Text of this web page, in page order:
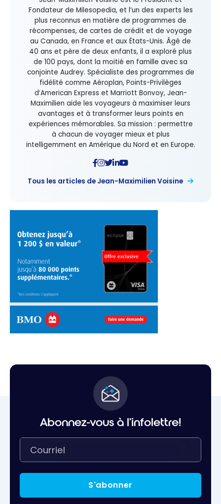
Fondateur de Milesopedia, et l’un des experts les
plus reconnus en matière de programmes de
récompenses, de cartes de crédit et de voyage
au Canada, en France et aux États-Unis. Âgé de
40 ans et père de deux enfants, il a exploré plus
de 100 pays, dont la moitié en famille avec sa
conjointe Audrey. Spécialiste des programmes de
fidélité comme Aéroplan, Points-Privilèges
d’American Express et Marriott Bonvoy, Jean-
Maximilien aide les voyageurs à maximiser leurs
avantages et à transformer leurs points en
expériences mémorables. Sa mission : permettre
à chacun de voyager mieux et plus
intelligemment en Amérique du Nord et en Europe.
Tous les articles de Jean-Maximilien Voisine
Abonnez-vous à l'infolettre!
S'abonner